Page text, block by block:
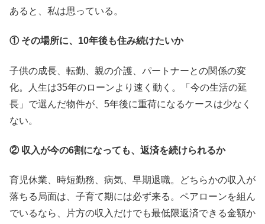
あると、私は思っている。
① その場所に、10年後も住み続けたいか
子供の成長、転勤、親の介護、パートナーとの関係の変
化。人生は35年のローンより速く動く。「今の生活の延
長」で選んだ物件が、5年後に重荷になるケースは少なく
ない。
② 収入が今の6割になっても、返済を続けられるか
育児休業、時短勤務、病気、早期退職。どちらかの収入が
落ちる局面は、子育て期には必ず来る。ペアローンを組ん
でいるなら、片方の収入だけでも最低限返済できる金額か